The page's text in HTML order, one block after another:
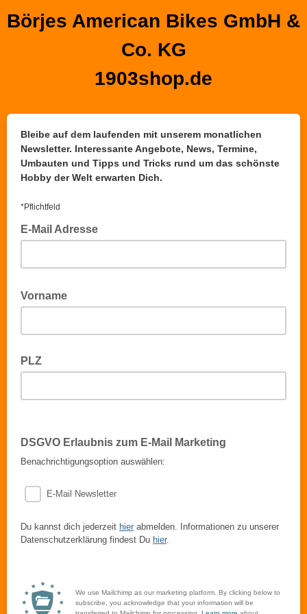
Börjes American Bikes GmbH &
Co. KG
1903shop.de
Bleibe auf dem laufenden mit unserem monatlichen
Newsletter. Interessante Angebote, News, Termine,
Umbauten und Tipps und Tricks rund um das schönste
Hobby der Welt erwarten Dich.
*Pflichtfeld
E-Mail Adresse
Vorname
PLZ
DSGVO Erlaubnis zum E-Mail Marketing
Benachrichtigungsoption auswählen:
E-Mail Newsletter
Du kannst dich jederzeit hier abmelden. Informationen zu unserer
Datenschutzerklärung findest Du hier.
We use Mailchimp as our marketing platform. By clicking below to
subscribe, you acknowledge that your information will be